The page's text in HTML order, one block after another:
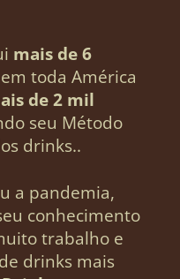
mais de 6
em toda América
de 2 mil
seu Método
drinks..
a pandemia,
conhecimento
trabalho e
drinks mais